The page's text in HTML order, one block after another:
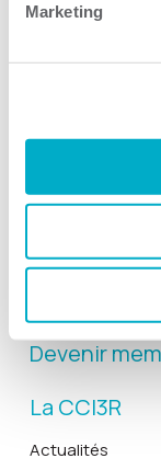
Marketing
Gala Radisson
Solutions RH
Devenir
La CCI3R
Actualités